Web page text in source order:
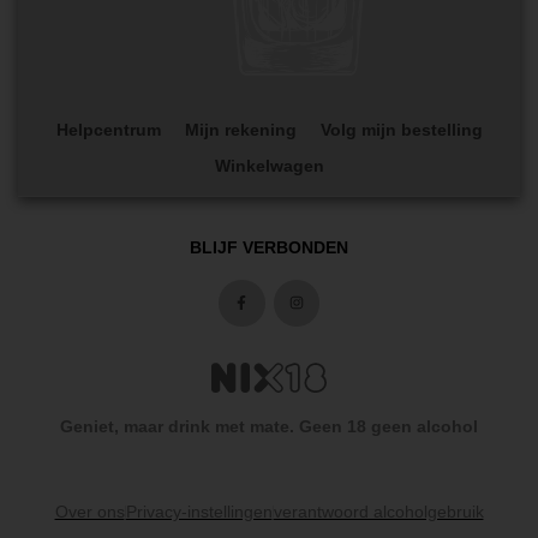
Helpcentrum Mijn rekening
Volg mijn bestelling
Winkelwagen
BLIJF VERBONDEN
Geniet, maar drink met mate. Geen 18 geen alcohol
Over ons Privacy-instellingen verantwoord alcoholgebruik